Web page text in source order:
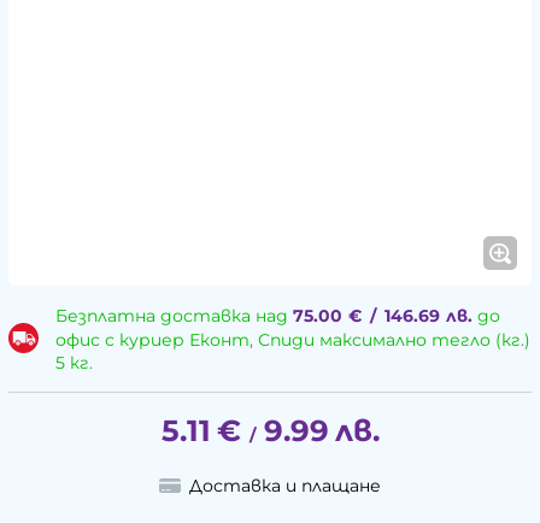
Безплатна доставка над 75.00 € / 146.69 лв.до
офис с куриер Еконт, Спиди максимално тегло (кг.)
5 кг.
5.11 € / 9.99 лв.
Доставка и плащане